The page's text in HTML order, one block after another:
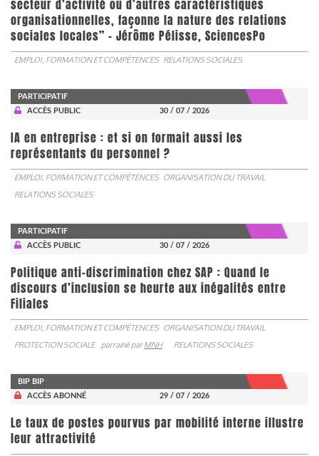
secteur d’activité ou d’autres caractéristiques
organisationnelles, façonne la nature des relations
sociales locales” - Jérôme Pélisse, SciencesPo
EMPLOI, FORMATION ET COMPÉTENCES RELATIONS SOCIALES
PARTICIPATIF
ACCÈS PUBLIC
30 / 07 / 2026
IA en entreprise : et si on formait aussi les
représentants du personnel ?
EMPLOI, FORMATION ET COMPÉTENCES ORGANISATION DU TRAVAIL
RELATIONS SOCIALES
PARTICIPATIF
ACCÈS PUBLIC
30 / 07 / 2026
Politique anti-discrimination chez SAP : Quand le
discours d’inclusion se heurte aux inégalités entre
Filiales
EMPLOI, FORMATION ET COMPÉTENCES ORGANISATION DU TRAVAIL
PROTECTION SOCIALE
parrainé parMNH RELATIONS SOCIALES
BIP BIP
ACCÈS ABONNÉ
29 / 07 / 2026
Le taux de postes pourvus par mobilité interne illustre
leur attractivité